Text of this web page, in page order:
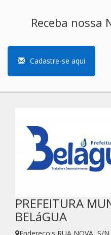
Receba nossa
Cadastre-se aqui
PREFEITURA
BELáGUA
Endereço:s RUA NOVA, S/